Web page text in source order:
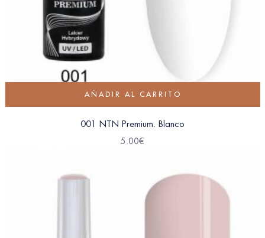
AÑADIR AL CARRITO
001 NTN Premium. Blanco
5.00€